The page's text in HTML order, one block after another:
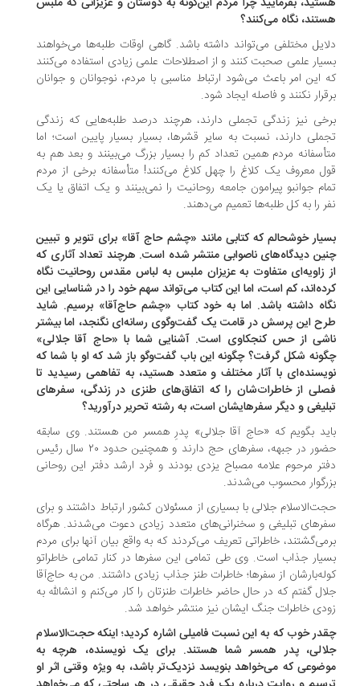
نگاه می‌کنند؟
مختلفی می‌تواند داشته باشد. گاهی اوقات طلبه‌ها می‌خواهند
علمی صحبت کنند و از اصطلاحات علمی زیادی استفاده می‌کنند
این امر باعث می‌شود ارتباط مناسبی با مردم، نوجوانان و جوانان
نکنند و فاصله ایجاد شود.
نیز زندگی تجملی دارند، هرچند درصد طلبه‌هایی که زندگی
دارند، نسبت به سایر قشرها، بسیار بسیار پایین است؛ اما
مردم همین تعداد کم را بسیار بزرگ می‌بینند و بعد هم به
معروف یک کلاغ را چهل کلاغ می‌کنند! متأسفانه برخی از مردم
جوانبو پیرامون جامعه روحانیت را نمی‌بینند و یک اتفاق یا یک
را به کل طلبه‌ها تعمیم می‌دهند.
خوشحالم که کتابی مانند «چشم حاج آقا» برای تنویر و تبیین
دیدگاه‌های ناصوابی منتشر شده است. هرچند تعداد آثاری که
زاویه‌ای متفاوت به عزیزان ملبس به لباس مقدس روحانیت نگاه
کم است، اما این کتاب می‌تواند سهم خود را در شناسایی این
داشته باشد. اما به خود کتاب «چشم حاج‌آقا» برسیم. شاید
این پرسش در قامت یک گفت‌وگوی رسانه‌ای نگنجد، اما بیشتر
از حس کنجکاوی است. آشنایی شما با «حاج آقا جلالی»
شکل گرفت؟ چگونه این باب گفت‌وگو باز شد که او با شما که
با آثار مختلف و متعدد هستید، به تفاهمی رسیدید تا
از خاطرات‌شان را که اتفاق‌های طنزی در زندگی، سفرهای
و دیگر سفرهایشان است، به رشته تحریر درآورید؟
بگویم که «حاج آقا جلالی» پدرِ همسر من هستند. وی سابقه
حضور در جبهه، سفرهای حج دارند و همچنین حدود ۲۰ سال رئیس
مرحوم علامه مصباح یزدی بودند و فرد ارشد دفتر این روحانی
محسوب می‌شدند.
جلالی با بسیاری از مسئولان کشور ارتباط داشتند و برای
تبلیغی و سخنرانی‌های متعدد زیادی دعوت می‌شدند. هرگاه
خاطراتی تعریف می‌کردند که به واقع بیان آنها برای مردم
جذاب است. وی طی تمامی این سفرها در کنار تمامی خاطراتو
از سفرها؛ خاطرات طنز جذاب زیادی داشتند. من به حاج‌آقا
گفتم که در حال حاضر خاطرات طنزتان را کار می‌کنم و انشالله به
خاطرات جنگ ایشان نیز منتشر خواهد شد.
خوب که به این نسبت فامیلی اشاره کردید؛ اینکه حجت‌الاسلام
پدر همسر شما هستند. برای یک نویسنده، هرچه به
که می‌خواهد بنویسد نزدیک‌تر باشد، به ویژه وقتی اثر او